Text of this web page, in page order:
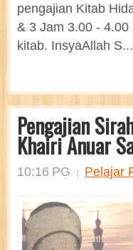
pengajian Kitab
& 3 Jam 3.00 -
kitab. InsyaAllah S...
Pengajian
Khairi Anuar
10:16 PG Pelajar